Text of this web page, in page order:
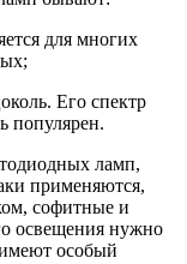
для многих
Его спектр
популярен.
ламп,
применяются,
софитные и
освещения нужно
особый